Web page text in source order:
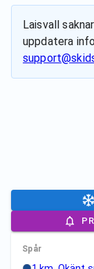
Laisvall
uppdatera
Spår